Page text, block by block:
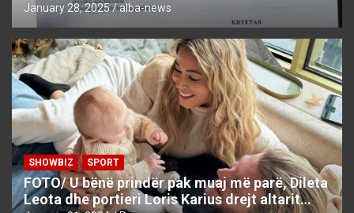
January 28, 2025 alba-news
SHOWBIZ SPORT
FOTO/ U bënë prindër pak muaj më parë, Dileta
Leota dhe portieri Loris Karius drejt altarit…